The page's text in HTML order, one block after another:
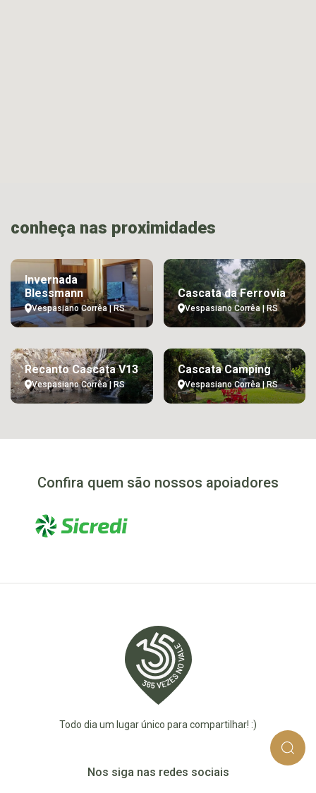
conheça nas proximidades
Invernada
Blessmann
Vespasiano Corrêa | RS
Cascata da Ferrovia
Vespasiano Corrêa | RS
Recanto Cascata V13
Vespasiano Corrêa | RS
Cascata Camping
Vespasiano Corrêa | RS
Confira quem são nossos apoiadores
Todo dia um lugar único para compartilhar! :)
Nos siga nas redes sociais